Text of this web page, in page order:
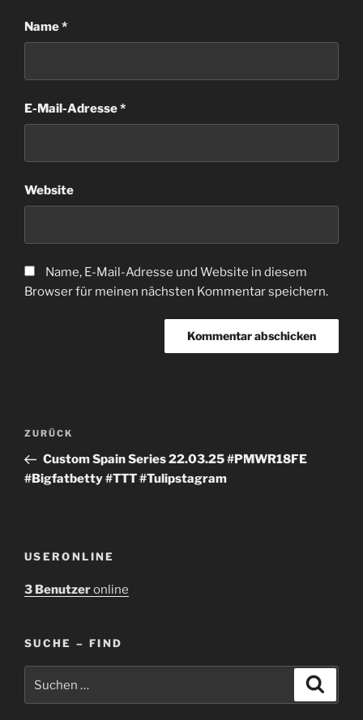
Name*
E-Mail-Adresse*
Website
Name, E-Mail-Adresse und Website in diesem
Browser für meinen nächsten Kommentar speichern.
Beitragsnavigation
Vorheriger
Beitrag
ZURÜCK
Custom Spain Series 22.03.25 #PMWR18FE
#Bigfatbetty #TTT #Tulipstagram
USERONLINE
3 Benutzeronline
SUCHE – FIND